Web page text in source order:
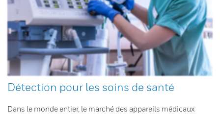
Détection pour les soins de santé
Dans le monde entier, le marché des appareils médicaux